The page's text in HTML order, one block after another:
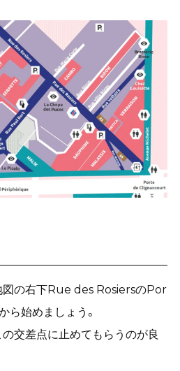
図の右下Rue des RosiersのPor
始めましょう。
交差点に止めてもらうのが良